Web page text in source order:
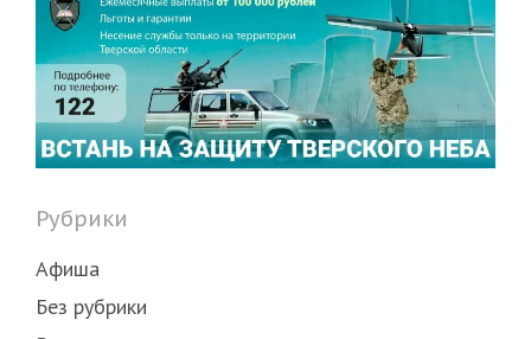
Рубрики
Афиша
Без рубрики